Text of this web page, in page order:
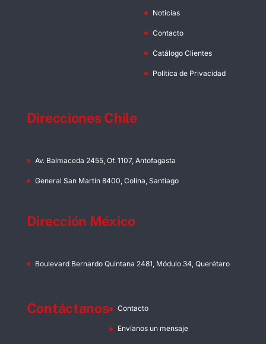
Noticias
Contacto
Catálogo Clientes
Política de Privacidad
Direcciones Chile
Av. Balmaceda 2455, Of. 1107, Antofagasta
General San Martín 8400, Colina, Santiago
Dirección México
Boulevard Bernardo Quintana 2481, Módulo 34, Querétaro
Contáctanos Contacto
Envíanos un mensaje